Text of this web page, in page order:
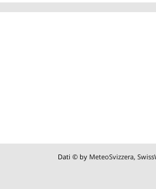
Dati © by MeteoSvizzera,